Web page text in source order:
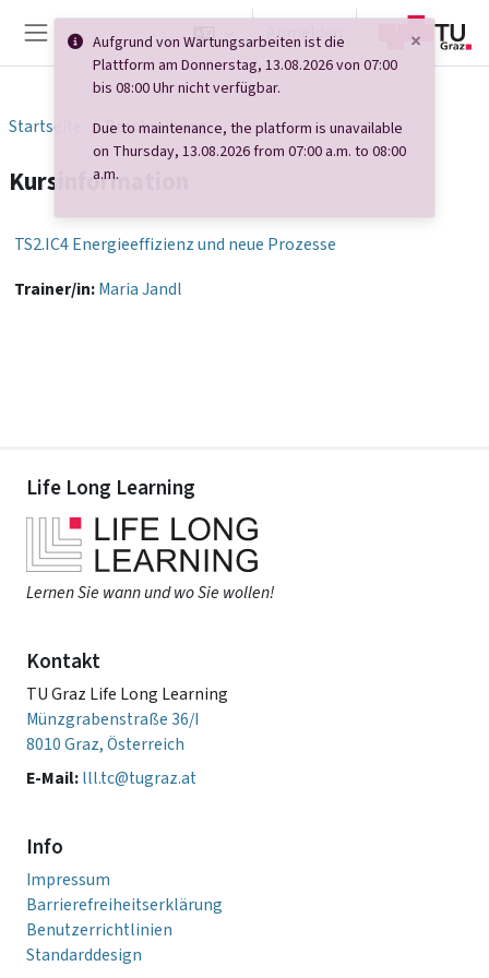
Website-Übersicht
Anmelden
Startseite Beschreibung
Kursinformation
TS2.IC4 Energieeffizienz und neue Prozesse
Trainer/in:Maria Jandl
Life Long Learning
Lernen Sie wann und wo Sie wollen!
Kontakt
TU Graz Life Long Learning
Münzgrabenstraße 36/I
8010 Graz, Österreich
E-Mail:lll.tc@tugraz.at
Info
Impressum
Barrierefreiheitserklärung
Benutzerrichtlinien
Standarddesign
Aufgrund von Wartungsarbeiten ist die
Plattform am Donnerstag, 13.08.2026 von 07:00
bis 08:00 Uhr nicht verfügbar.
Due to maintenance, the platform is unavailable
on Thursday, 13.08.2026 from 07:00 a.m. to 08:00
a.m.
×